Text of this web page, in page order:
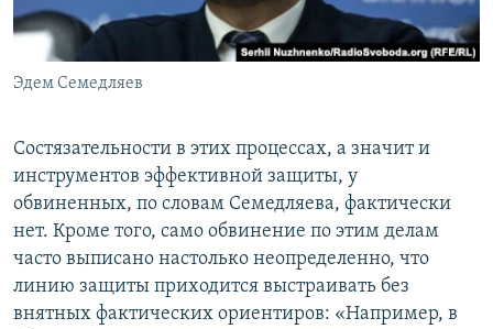
Эдем Семедляев
Состязательности в этих процессах, а значит и
инструментов эффективной защиты, у
обвиненных, по словам Семедляева, фактически
нет. Кроме того, само обвинение по этим делам
часто выписано настолько неопределенно, что
линию защиты приходится выстраивать без
внятных фактических ориентиров: «Например, в